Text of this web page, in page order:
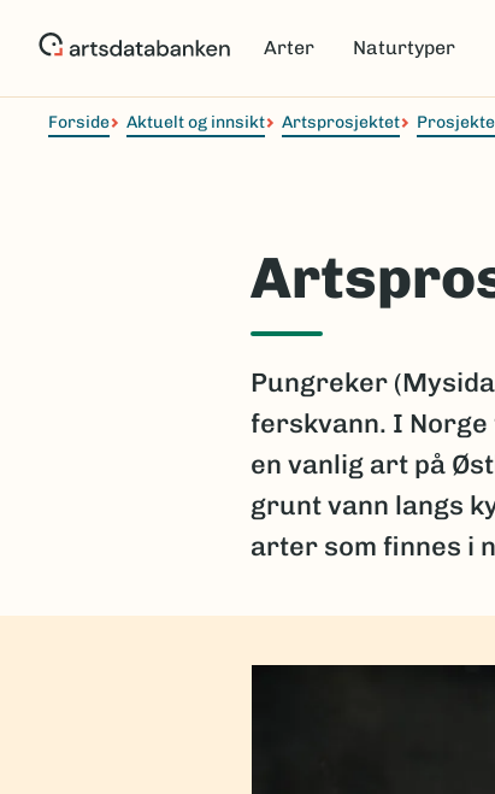
Arter Naturtyper
Forside Aktuelt og innsikt Artsprosjektet
Pungreker
ferskvann. I
en vanlig art på
grunt vann langs
arter som finnes i